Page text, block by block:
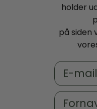
holder
på siden
Email